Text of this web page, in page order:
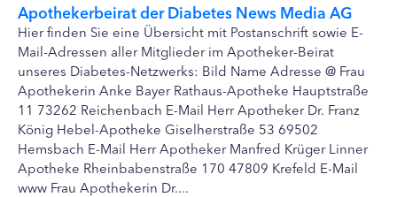
Apothekerbeirat der Diabetes News Media AG
Hier finden Sie eine Übersicht mit Postanschrift sowie E-
Mail-Adressen aller Mitglieder im Apotheker-Beirat
unseres Diabetes-Netzwerks: Bild Name Adresse @ Frau
Apothekerin Anke Bayer Rathaus-Apotheke Hauptstraße
11 73262 Reichenbach E-Mail Herr Apotheker Dr. Franz
König Hebel-Apotheke Giselherstraße 53 69502
Hemsbach E-Mail Herr Apotheker Manfred Krüger Linner
Apotheke Rheinbabenstraße 170 47809 Krefeld E-Mail
www Frau Apothekerin Dr....